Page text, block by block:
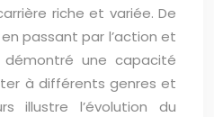
riche et variée. De
passant par l’action et
démontré une capacité
à différents genres et
illustre l’évolution du